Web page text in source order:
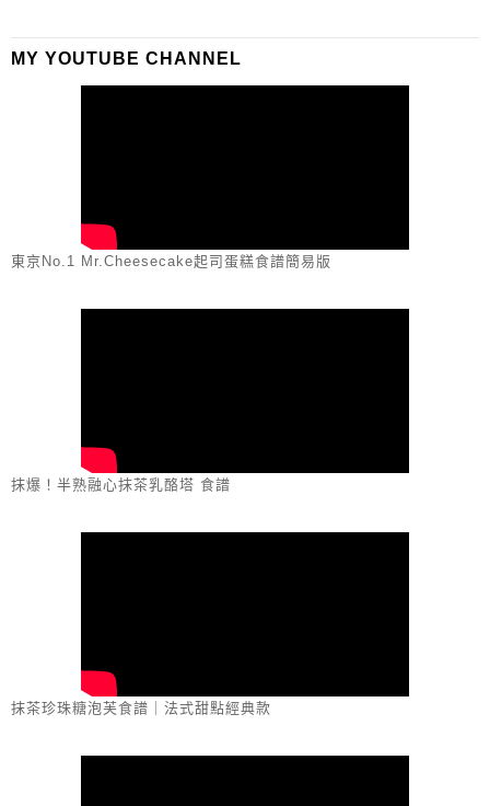
MY YOUTUBE CHANNEL
東京No.1 Mr.Cheesecake起司蛋糕食譜簡易版
抹爆！半熟融心抹茶乳酪塔 食譜
抹茶珍珠糖泡芙食譜｜法式甜點經典款